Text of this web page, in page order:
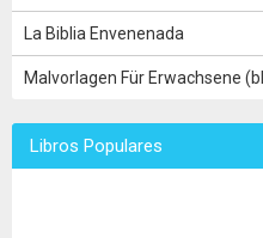
La Biblia Envenenada
Malvorlagen Für Erwachsene
Libros Populares